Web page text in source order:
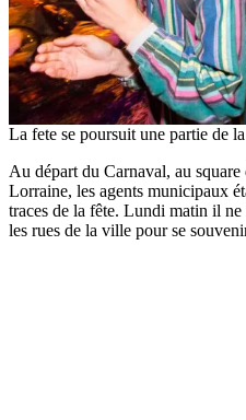
La fete se poursuit une partie de
Au départ du Carnaval, au
Lorraine, les agents municipaux
traces de la fête. Lundi matin il
les rues de la ville pour se